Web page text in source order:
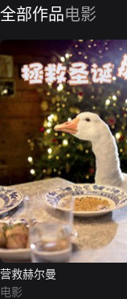
全部作品电影
营救赫尔曼
电影